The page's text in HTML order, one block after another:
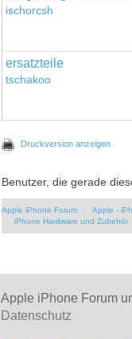
ischorcsh
ersatzteile
tschakoo
Druckversion anzeigen
Benutzer, die gerade
Apple iPhone Forum Apple -
iPhone Hardware und Zubehör
Apple iPhone Forum
Datenschutz